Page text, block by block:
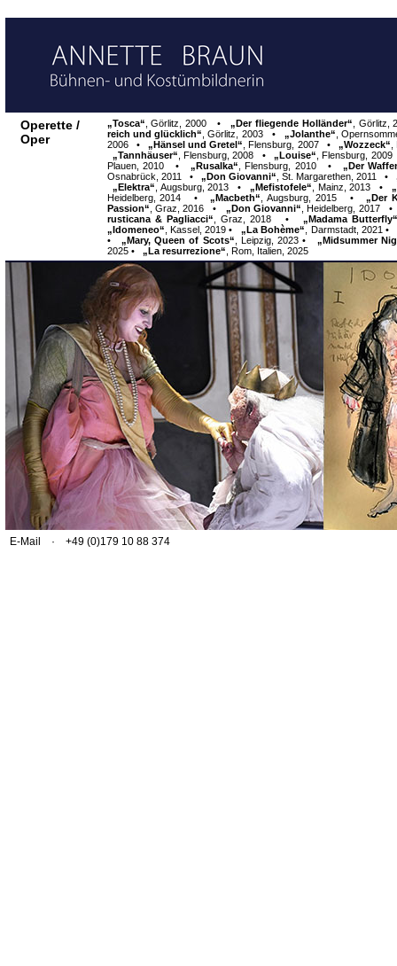
Operette /
Oper
„Tosca“ ,Görlitz, 2000 •„Der fliegende Holländer“ ,
reich und glücklich“ ,Görlitz, 2003 • „Jolanthe“ ,
2006 •„Hänsel und Gretel“ ,Flensburg, 2007 •„Wozzeck“ ,
„Tannhäuser“ ,Flensburg, 2008 •„Louise“ ,Flensburg, 2009
Plauen, 2010
•„Rusalka“ ,Flensburg, 2010 • „Der
Osnabrück, 2011
• „Don Giovanni“ St. Margarethen, 2011 •
„Elektra“ Augsburg, 2013 •„Mefistofele“ Mainz, 2013 •
Heidelberg, 2014
•„Macbeth“ ,Augsburg, 2015 •„Der
Passion“ Graz, 2016 • „Don Giovanni“ ,Heidelberg, 2017
rusticana & Pagliacci“ ,Graz, 2018 • „Madama
„Idomeneo“ Kassel, 2019•„La Bohème“ Darmstadt, 2021•
•„Mary, Queen of Scots“ Leipzig, 2023• „Midsummer
2025 • „La resurrezione“ Rom, Italien, 2025
E-Mail · +49 (0)179 10 88 374